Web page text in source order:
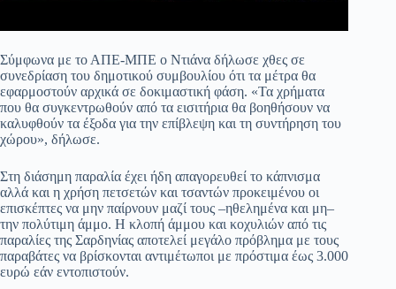
Σύμφωνα με το ΑΠΕ-ΜΠΕ ο Ντιάνα δήλωσε χθες σε
συνεδρίαση του δημοτικού συμβουλίου ότι τα μέτρα θα
εφαρμοστούν αρχικά σε δοκιμαστική φάση. «Τα χρήματα
που θα συγκεντρωθούν από τα εισιτήρια θα βοηθήσουν να
καλυφθούν τα έξοδα για την επίβλεψη και τη συντήρηση του
χώρου», δήλωσε.
Στη διάσημη παραλία έχει ήδη απαγορευθεί το κάπνισμα
αλλά και η χρήση πετσετών και τσαντών προκειμένου οι
επισκέπτες να μην παίρνουν μαζί τους –ηθελημένα και μη–
την πολύτιμη άμμο. Η κλοπή άμμου και κοχυλιών από τις
παραλίες της Σαρδηνίας αποτελεί μεγάλο πρόβλημα με τους
παραβάτες να βρίσκονται αντιμέτωποι με πρόστιμα έως 3.000
ευρώ εάν εντοπιστούν.